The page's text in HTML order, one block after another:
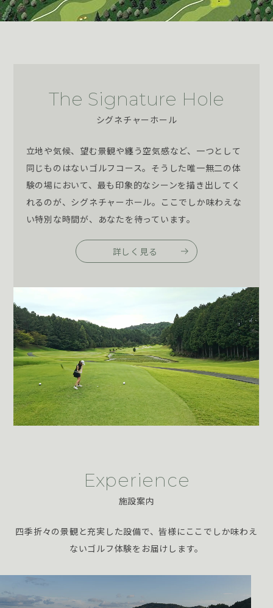
The Signature Hole
シグネチャーホール
立地や気候、望む景観や纏う空気感など、一つとして
同じものはないゴルフコース。そうした唯一無二の体
験の場において、最も印象的なシーンを描き出してく
れるのが、シグネチャーホール。ここでしか味わえな
い特別な時間が、あなたを待っています。
詳しく見る
Experience
施設案内
四季折々の景観と充実した設備で、皆様にここでしか味わえ
ないゴルフ体験をお届けします。